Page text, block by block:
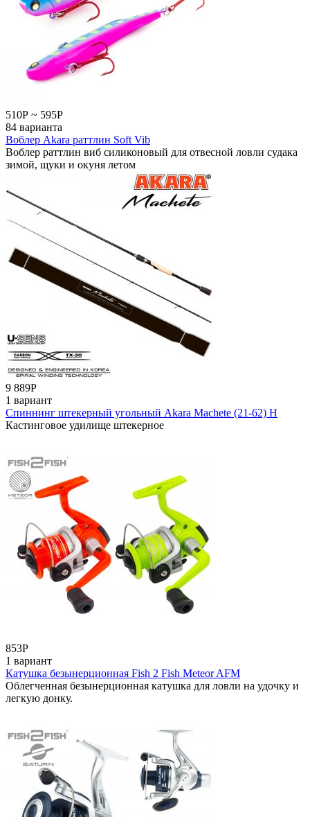
510Р ~ 595Р
84 варианта
Воблер Akara раттлин Soft Vib
Воблер раттлин виб силиконовый для отвесной ловли судака
зимой, щуки и окуня летом
9 889Р
1 вариант
Спиннинг штекерный угольный Akara Machete (21-62) H
Кастинговое удилище штекерное
853Р
1 вариант
Катушка безынерционная Fish 2 Fish Meteor AFM
Облегченная безынерционная катушка для ловли на удочку и
легкую донку.